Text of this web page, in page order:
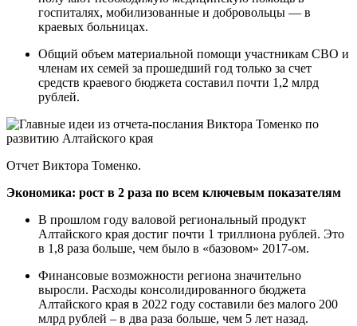
госпиталях, мобилизованные и добровольцы — в
краевых больницах.
Общий объем материальной помощи участникам СВО и
членам их семей за прошедший год только за счет
средств краевого бюджета составил почти 1,2 млрд
рублей.
Отчет Виктора Томенко.
Экономика: рост в 2 раза по всем ключевым показателям
В прошлом году валовой региональный продукт
Алтайского края достиг почти 1 триллиона рублей. Это
в 1,8 раза больше, чем было в «базовом» 2017-ом.
Финансовые возможности региона значительно
выросли. Расходы консолидированного бюджета
Алтайского края в 2022 году составили без малого 200
млрд рублей – в два раза больше, чем 5 лет назад.